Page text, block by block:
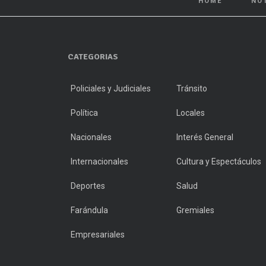
CATEGORIAS
Policiales y Judiciales Tránsito
Política Locales
Nacionales Interés General
Internacionales Cultura y Espectáculos
Deportes Salud
Farándula Gremiales
Empresariales